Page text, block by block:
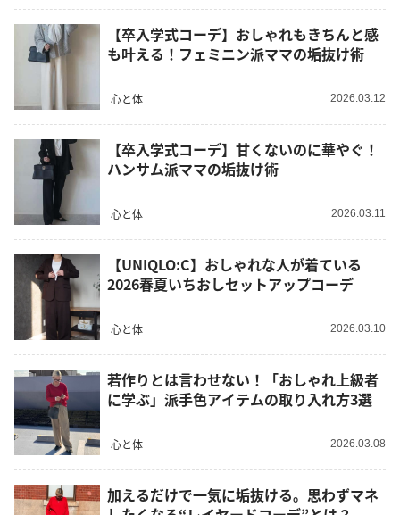
【卒入学式コーデ】おしゃれもきちんと感
も叶える！フェミニン派ママの垢抜け術
心と体 2026.03.12
【卒入学式コーデ】甘くないのに華やぐ！
ハンサム派ママの垢抜け術
心と体 2026.03.11
【UNIQLO:C】おしゃれな人が着ている
2026春夏いちおしセットアップコーデ
心と体 2026.03.10
若作りとは言わせない！「おしゃれ上級者
に学ぶ」派手色アイテムの取り入れ方3選
心と体 2026.03.08
加えるだけで一気に垢抜ける。思わずマネ